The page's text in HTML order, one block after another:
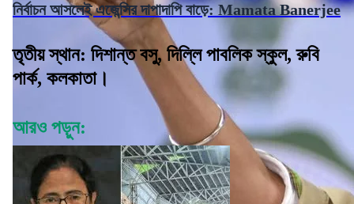
নির্বাচন আসলেই এজেন্সির দাপাদাপি বাড়ে: Mamata Banerjee
তৃতীয় স্থান: দিশান্ত বসু, দিল্লি পাবলিক স্কুল, রুবি
পার্ক, কলকাতা।
আরও পড়ুন: